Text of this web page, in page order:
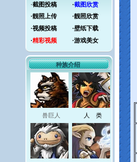
·截图投稿 ·截图欣赏
·靓照上传 ·靓照欣赏
·视频投稿 ·壁纸下载
·精彩视频 ·游戏美女
种族介绍
兽巨人 人 类